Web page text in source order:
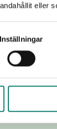
eller
Inställningar